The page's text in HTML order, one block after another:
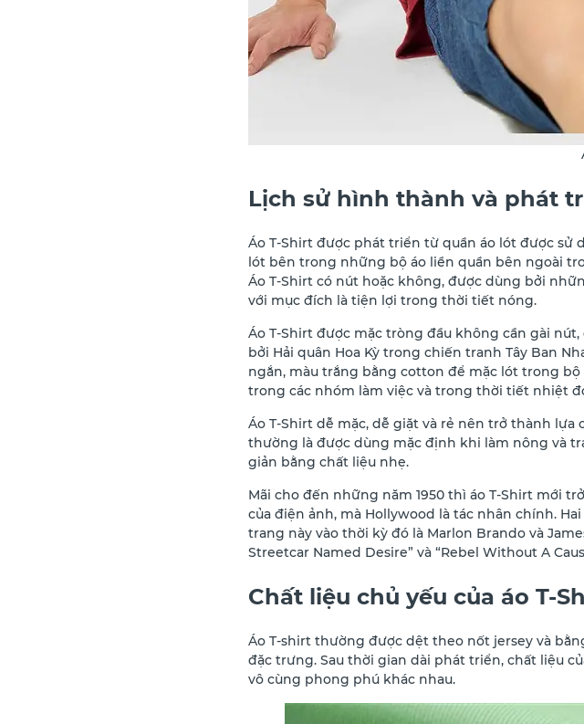
Lịch sử hình thành và phát
Áo T-Shirt được phát triển từ quần áo lót được sử
lót bên trong những bộ áo liền quần bên ngoài
Áo T-Shirt có nút hoặc không, được dùng bởi
với mục đích là tiện lợi trong thời tiết nóng.
Áo T-Shirt được mặc tròng đầu không cần gài
bởi Hải quân Hoa Kỳ trong chiến tranh Tây Ban
ngắn, màu trắng bằng cotton để mặc lót trong
trong các nhóm làm việc và trong thời tiết nhiệt
Áo T-Shirt dễ mặc, dễ giặt và rẻ nên trở thành
thường là được dùng mặc định khi làm nông và
giản bằng chất liệu nhẹ.
Mãi cho đến những năm 1950 thì áo T-Shirt mới
của điện ảnh, mà Hollywood là tác nhân chính.
trang này vào thời kỳ đó là Marlon Brando và
Streetcar Named Desire” và “Rebel Without A
Chất liệu chủ yếu của áo T-
Áo T-shirt thường được dệt theo nốt jersey và
đặc trưng. Sau thời gian dài phát triển, chất liệu
vô cùng phong phú khác nhau.